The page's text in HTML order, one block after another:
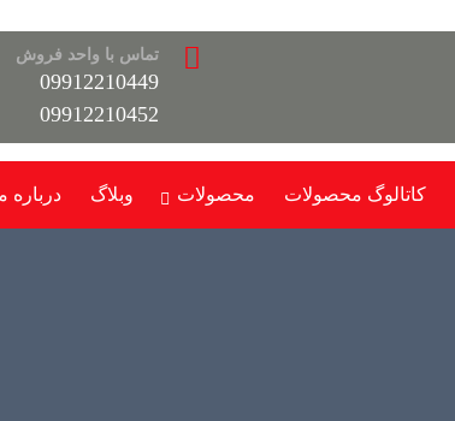
تماس با واحد فروش
09912210449
09912210452
کاتالوگ محصولات محصولات وبلاگ درباره